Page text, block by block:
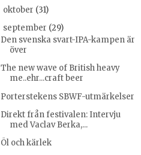
oktober (31)
september (29)
Den svenska svart-IPA-kampen är
över
The new wave of British heavy
me..ehr...craft beer
Porterstekens SBWF-utmärkelser
Direkt från festivalen: Intervju
med Vaclav Berka,...
Öl och kärlek